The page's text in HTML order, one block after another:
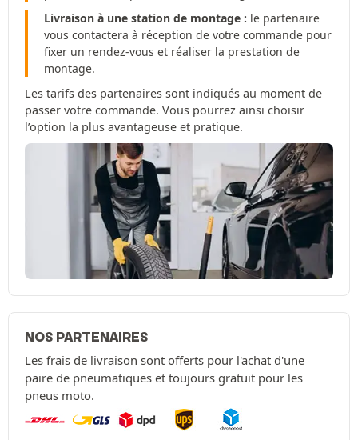
Livraison à une station de montage : le partenaire
vous contactera à réception de votre commande pour
fixer un rendez-vous et réaliser la prestation de
montage.
Les tarifs des partenaires sont indiqués au moment de
passer votre commande. Vous pourrez ainsi choisir
l’option la plus avantageuse et pratique.
NOS PARTENAIRES
Les frais de livraison sont offerts pour l'achat d'une
paire de pneumatiques et toujours gratuit pour les
pneus moto.